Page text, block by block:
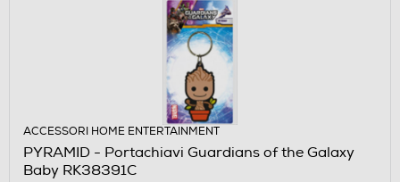
ACCESSORI HOME ENTERTAINMENT
PYRAMID - Portachiavi Guardians of the Galaxy
Baby RK38391C